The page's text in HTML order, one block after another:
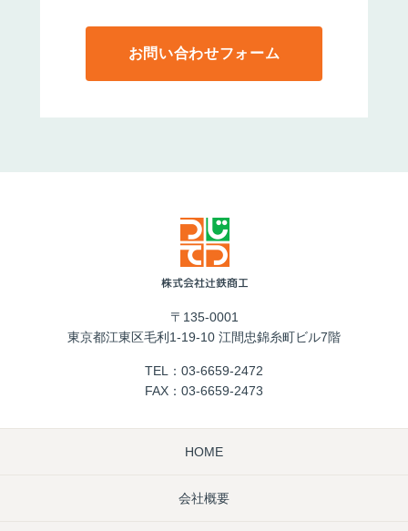
お問い合わせフォーム
〒135-0001
東京都江東区毛利1-19-10 江間忠錦糸町ビル7階
TEL： 03-6659-2472
FAX：03-6659-2473
HOME
会社概要